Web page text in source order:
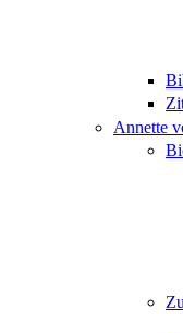
Annette